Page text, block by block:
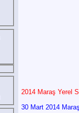
2014 Maraş Yerel
30 Mart 2014